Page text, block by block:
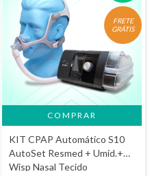
FRETE
GRÁTIS
KIT CPAP Automático S10
AutoSet Resmed + Umid.+
Wisp Nasal Tecido